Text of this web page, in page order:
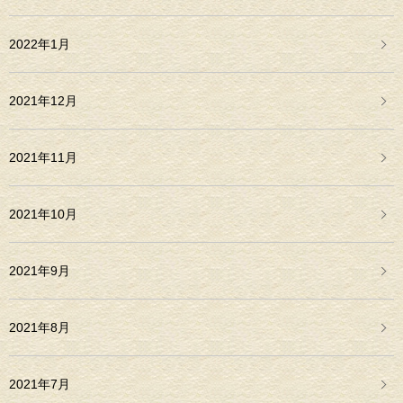
2022年1月
2021年12月
2021年11月
2021年10月
2021年9月
2021年8月
2021年7月